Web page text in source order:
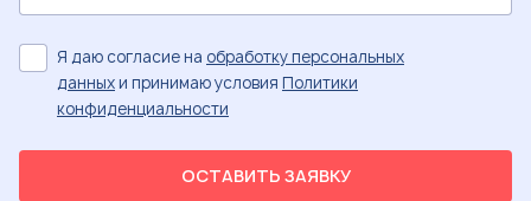
ОСТАВИТЬ ЗАЯВКУ
Я даю согласие на обработку персональных
данныхи принимаю условия Политики
конфиденциальности